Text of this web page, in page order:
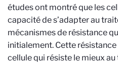
études ont montré que les
capacité de s’adapter au
mécanismes de résistance
initialement. Cette
cellule qui résiste le mieux